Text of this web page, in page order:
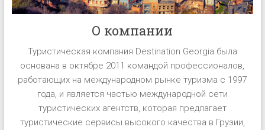
О компании
Туристическая компания Destination Georgia была
основана в октябре 2011 командой профессионалов,
работающих на международном рынке туризма с 1997
года, и является частью международной сети
туристических агентств, которая предлагает
туристические сервисы высокого качества в Грузии,